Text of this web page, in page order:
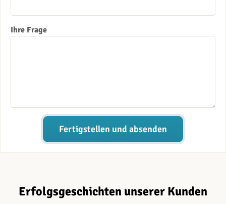
Ihre Frage
Fertigstellen und absenden
Erfolgsgeschichten unserer Kunden